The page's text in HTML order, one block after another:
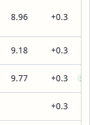
8.96 +0.3
9.18 +0.3
9.77 +0.3 SB
+0.3